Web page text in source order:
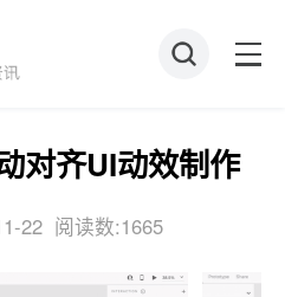
对齐UI动效制作
22 阅读数:1665